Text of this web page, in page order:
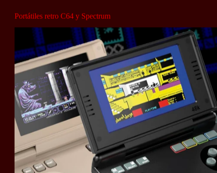
Portátiles retro C64 y Spectrum